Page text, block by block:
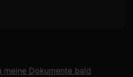
meine Dokumente bald